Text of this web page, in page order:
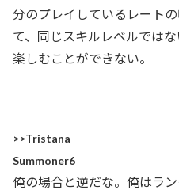
分のプレイしているレート
て、同じスキルレベルでは
楽しむことができない。
>>Tristana
Summoner6
俺の場合と逆だな。俺はラ